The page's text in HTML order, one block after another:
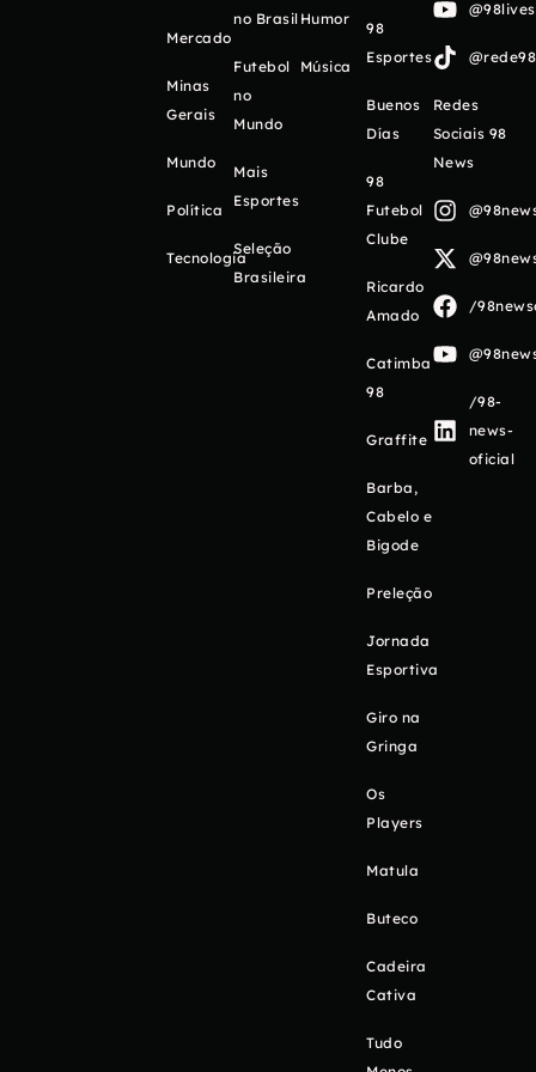
Mercado
Minas
Gerais
Mundo
Política
Tecnologia
no Brasil
Futebol
no
Mundo
Mais
Esportes
Seleção
Brasileira
Humor
Música
98
Esportes
Buenos
Días
98
Futebol
Clube
Ricardo
Amado
Catimba
98
Graffite
Barba,
Cabelo e
Bigode
Preleção
Jornada
Esportiva
Giro na
Gringa
Os
Players
Matula
Buteco
Cadeira
Cativa
Tudo
Redes
Sociais 98
News
/
/98-
news-
oficial